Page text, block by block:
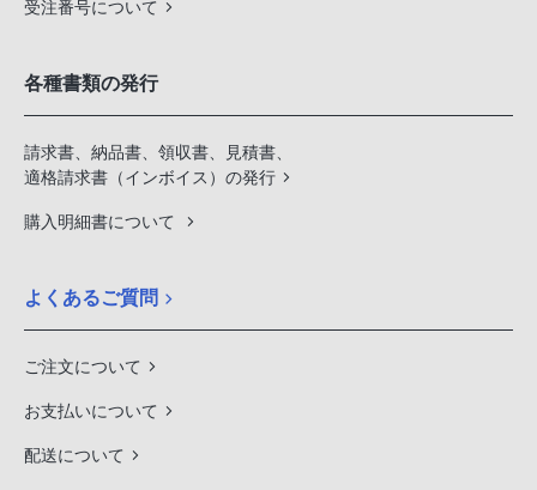
受注番号について
各種書類の発行
請求書、納品書、領収書、見積書、
適格請求書（インボイス）の発行
購入明細書について
よくあるご質問
ご注文について
お支払いについて
配送について